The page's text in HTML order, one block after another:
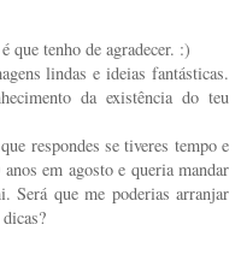
que tenho de agradecer. :)
lindas e ideias fantásticas.
da existência do teu
respondes se tiveres tempo e
em agosto e queria mandar
Será que me poderias arranjar